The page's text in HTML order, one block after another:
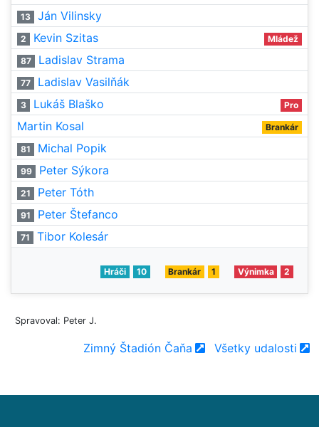
13 Ján Vilinsky
2 Kevin Szitas Mládež
87 Ladislav Strama
77 Ladislav Vasilňák
3 Lukáš Blaško Pro
Martin Kosal Brankár
81 Michal Popik
99 Peter Sýkora
21 Peter Tóth
91 Peter Štefanco
71 Tibor Kolesár
Hráči 10 Brankár 1 Výnimka 2
Spravoval: Peter J.
Zimný Štadión Čaňa Všetky udalosti